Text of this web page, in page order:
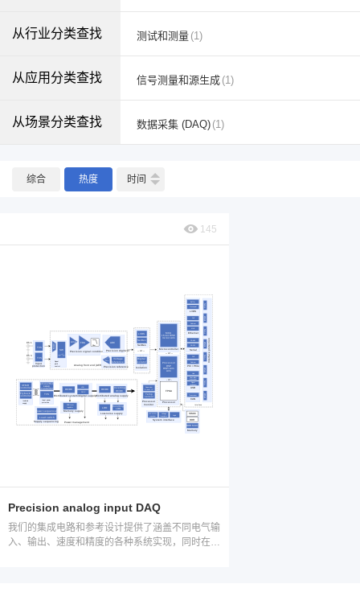
从行业分类查找 测试和测量 (1)
从应用分类查找 信号测量和源生成 (1)
从场景分类查找 数据采集 (DAQ) (1)
综合 热度 时间
145
Precision analog input DAQ
我们的集成电路和参考设计提供了涵盖不同电气输
入、输出、速度和精度的各种系统实现，同时在设